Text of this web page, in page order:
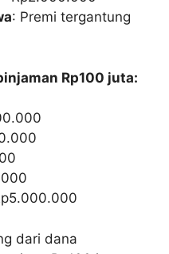
: Premi tergantung
Rp100 juta:
dari dana